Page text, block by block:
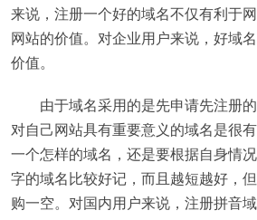
来说，注册一个好的域名不仅有利于
网站的价值。对企业用户来说，好域
价值。
由于域名采用的是先申请先注册的
对自己网站具有重要意义的域名是很
一个怎样的域名，还是要根据自身情
字的域名比较好记，而且越短越好，
购一空。对国内用户来说，注册拼音